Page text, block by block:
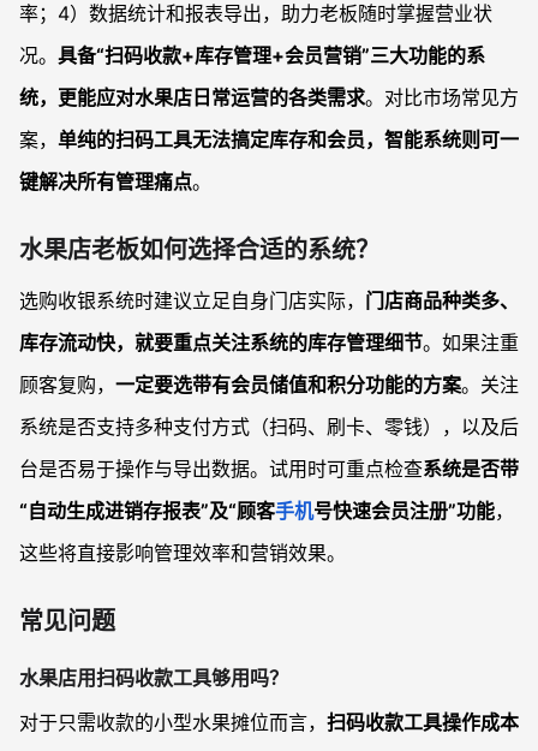
率；4）数据统计和报表导出，助力老板随时掌握营业状
况。 具备“扫码收款+库存管理+会员营销”三大功能的系
统，更能应对水果店日常运营的各类需求。对比市场常见方
案， 单纯的扫码工具无法搞定库存和会员，智能系统则可一
键解决所有管理痛点。
水果店老板如何选择合适的系统？
选购收银系统时建议立足自身门店实际， 门店商品种类多、
库存流动快，就要重点关注系统的库存管理细节。如果注重
顾客复购， 一定要选带有会员储值和积分功能的方案。关注
系统是否支持多种支付方式（扫码、刷卡、零钱），以及后
台是否易于操作与导出数据。试用时可重点检查系统是否带
“自动生成进销存报表”及“顾客手机号快速会员注册”功能，
这些将直接影响管理效率和营销效果。
常见问题
水果店用扫码收款工具够用吗？
对于只需收款的小型水果摊位而言， 扫码收款工具操作成本